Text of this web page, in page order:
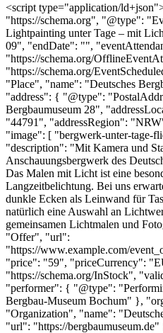
<script type="application/
"https://schema.org", "@type":
Lightpainting unter Tage – mit
09", "endDate": "",
"https://schema.org/
"https://schema.org/
"Place", "name": "Deutsches
"address": { "@type":
Bergbaumuseum 28",
"44791", "addressRegion":
"image": [ "bergwerk-unter-tage-
"description": "Mit Kamera und
Anschauungsbergwerk des
Das Malen mit Licht ist eine
Langzeitbelichtung. Bei uns
dunkle Ecken als Leinwand für
natürlich eine Auswahl an
gemeinsamen Lichtmalen und
"Offer", "url":
"https://www.example.com/
"price": "59", "priceCurrency":
"https://schema.org/InStock",
"performer": { "@type":
Bergbau-Museum Bochum" },
"Organization", "name":
"url": "https://